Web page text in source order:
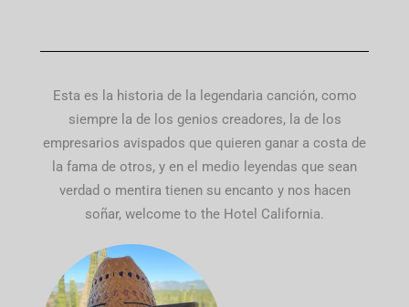
Esta es la historia de la legendaria canción, como
siempre la de los genios creadores, la de los
empresarios avispados que quieren ganar a costa de
la fama de otros, y en el medio leyendas que sean
verdad o mentira tienen su encanto y nos hacen
soñar, welcome to the Hotel California.